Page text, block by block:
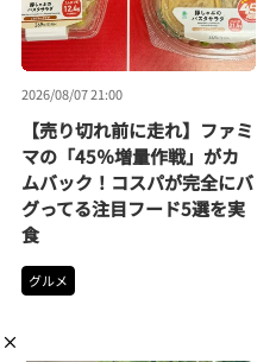
2026/08/07 21:00
【売り切れ前に走れ】ファミ
マの「45％増量作戦」がカ
ムバック！コスパが完全にバ
グってる注目フード5選を実
食
グルメ